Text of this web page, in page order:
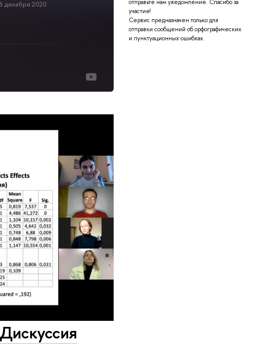
отправьте нам уведомление. Спасибо за
участие!
Сервис предназначен только для
отправки сообщений об орфографических
и пунктуационных ошибках.
декабря 2020
16 декабря 2020
21 ноября 2020